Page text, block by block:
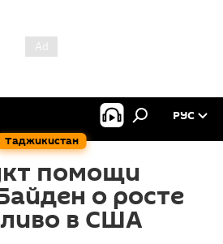
Таджикистан
РУС
помощи
о росте
в США